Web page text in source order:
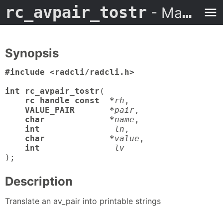
rc_avpair_tostr - Man Page
Synopsis
#include <radcli/radcli.h>
int rc_avpair_tostr (
rc_handle const  *rh ,
VALUE_PAIR       *pair ,
char             *name ,
int
ln ,
char             *value ,
int
lv
);
Description
Translate an av_pair into printable strings